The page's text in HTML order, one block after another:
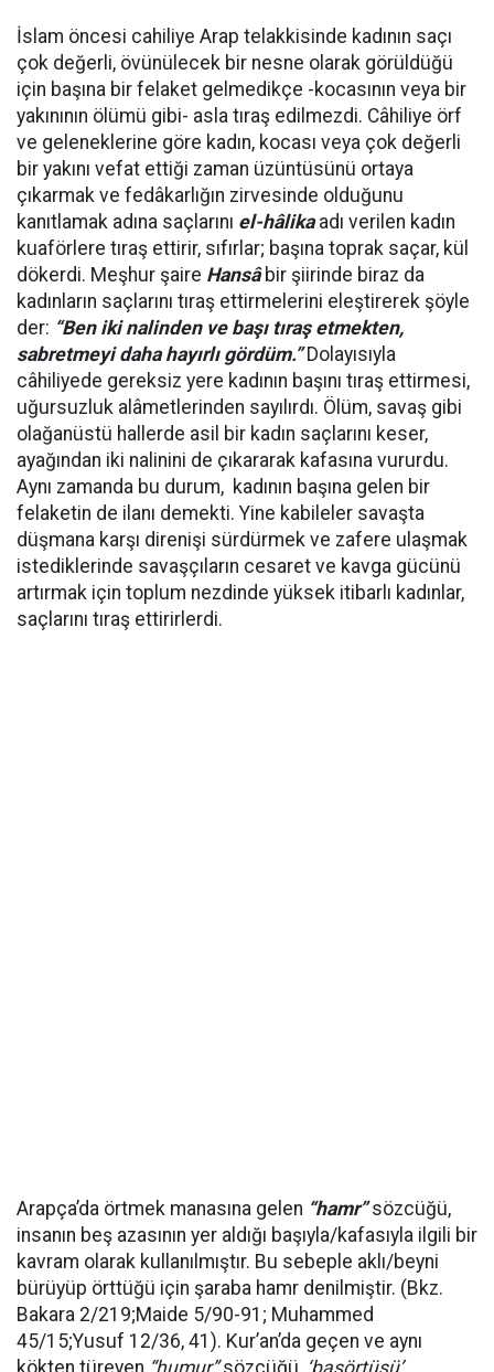
İslam öncesi cahiliye Arap telakkisinde kadının saçı
çok değerli, övünülecek bir nesne olarak görüldüğü
için başına bir felaket gelmedikçe -kocasının veya bir
yakınının ölümü gibi- asla tıraş edilmezdi. Câhiliye örf
ve geleneklerine göre kadın, kocası veya çok değerli
bir yakını vefat ettiği zaman üzüntüsünü ortaya
çıkarmak ve fedâkarlığın zirvesinde olduğunu
kanıtlamak adına saçlarını el-hâlika adı verilen kadın
kuaförlere tıraş ettirir, sıfırlar; başına toprak saçar, kül
dökerdi. Meşhur şaire Hansâ bir şiirinde biraz da
kadınların saçlarını tıraş ettirmelerini eleştirerek şöyle
der: “Ben iki nalinden ve başı tıraş etmekten,
sabretmeyi daha hayırlı gördüm.”Dolayısıyla
câhiliyede gereksiz yere kadının başını tıraş ettirmesi,
uğursuzluk alâmetlerinden sayılırdı. Ölüm, savaş gibi
olağanüstü hallerde asil bir kadın saçlarını keser,
ayağından iki nalinini de çıkararak kafasına vururdu.
Aynı zamanda bu durum, kadının başına gelen bir
felaketin de ilanı demekti. Yine kabileler savaşta
düşmana karşı direnişi sürdürmek ve zafere ulaşmak
istediklerinde savaşçıların cesaret ve kavga gücünü
artırmak için toplum nezdinde yüksek itibarlı kadınlar,
saçlarını tıraş ettirirlerdi.
Arapça’da örtmek manasına gelen “hamr” sözcüğü,
insanın beş azasının yer aldığı başıyla/kafasıyla ilgili bir
kavram olarak kullanılmıştır. Bu sebeple aklı/beyni
bürüyüp örttüğü için şaraba hamr denilmiştir. (Bkz.
Bakara 2/219;Maide 5/90-91; Muhammed
45/15;Yusuf 12/36, 41). Kur’an’da geçen ve aynı
kökten türeyen “humur”sözcüğü, ‘başörtüsü’